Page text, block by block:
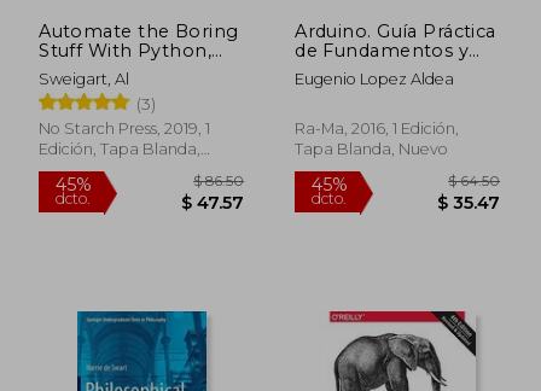
45%
dcto. $ 65.90
45%
dcto.
Automate the Boring
Stuff With Python,
2nd Edition: Practical
Programming for
Total Beginners (en
Inglés)
Sweigart, Al
(3)
No Starch Press, 2019, 1
Edición, Tapa Blanda,
Nuevo
Arduino. Guía Práctica
de Fundamentos y
Simulación
Eugenio Lopez Aldea
Ra-Ma, 2016, 1 Edición,
Tapa Blanda, Nuevo